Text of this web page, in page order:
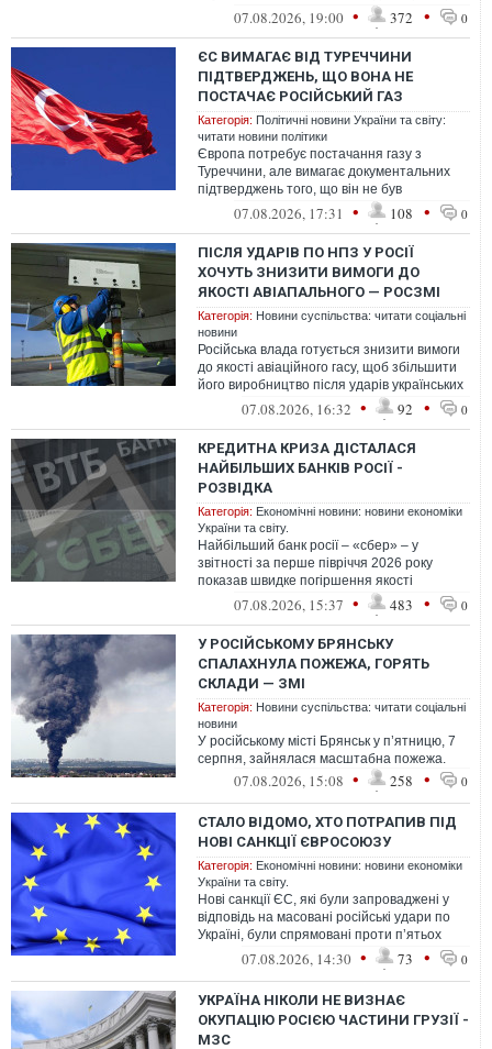
адже диктатор РФ Володимир Путін дору...
07.08.2026, 19:00 • 372 • 0
ЄС ВИМАГАЄ ВІД ТУРЕЧЧИНИ
ПІДТВЕРДЖЕНЬ, ЩО ВОНА НЕ
ПОСТАЧАЄ РОСІЙСЬКИЙ ГАЗ
Категорія: Політичні новини України та світу:
читати новини політики
Європа потребує постачання газу з
Туреччини, але вимагає документальних
підтверджень того, що він не був
отриманий з Росії.
07.08.2026, 17:31 • 108 • 0
ПІСЛЯ УДАРІВ ПО НПЗ У РОСІЇ
ХОЧУТЬ ЗНИЗИТИ ВИМОГИ ДО
ЯКОСТІ АВІАПАЛЬНОГО — РОСЗМІ
Категорія: Новини суспільства: читати соціальні
новини
Російська влада готується знизити вимоги
до якості авіаційного гасу, щоб збільшити
його виробництво після ударів українських
безпілотників по нафтопер...
07.08.2026, 16:32 • 92 • 0
КРЕДИТНА КРИЗА ДІСТАЛАСЯ
НАЙБІЛЬШИХ БАНКІВ РОСІЇ -
РОЗВІДКА
Категорія: Економічні новини: новини економіки
України та світу.
Найбільший банк росії – «сбер» – у
звітності за перше півріччя 2026 року
показав швидке погіршення якості
кредитного портфеля. Частка проблемних
07.08.2026, 15:37 • 483 • 0
У РОСІЙСЬКОМУ БРЯНСЬКУ
СПАЛАХНУЛА ПОЖЕЖА, ГОРЯТЬ
СКЛАДИ — ЗМІ
Категорія: Новини суспільства: читати соціальні
новини
У російському місті Брянськ у п’ятницю, 7
серпня, зайнялася масштабна пожежа.
07.08.2026, 15:08 • 258 • 0
СТАЛО ВІДОМО, ХТО ПОТРАПИВ ПІД
НОВІ САНКЦІЇ ЄВРОСОЮЗУ
Категорія: Економічні новини: новини економіки
України та світу.
Нові санкції ЄС, які були запроваджені у
відповідь на масовані російські удари по
Україні, були спрямовані проти пʼятьох
громадян Росії, які підтримую...
07.08.2026, 14:30 • 73 • 0
УКРАЇНА НІКОЛИ НЕ ВИЗНАЄ
ОКУПАЦІЮ РОСІЄЮ ЧАСТИНИ ГРУЗІЇ -
МЗС